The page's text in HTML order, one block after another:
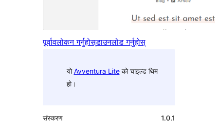
पूर्वावलोकन गर्नुहोस्डाउनलोड गर्नुहोस्
योAvventura Liteको चाइल्ड थिम
हो।
संस्करण
1.0.1